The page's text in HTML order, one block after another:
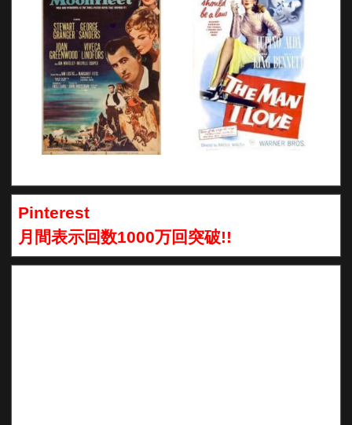
Pinterest
月間表示回数1000万回突破!!